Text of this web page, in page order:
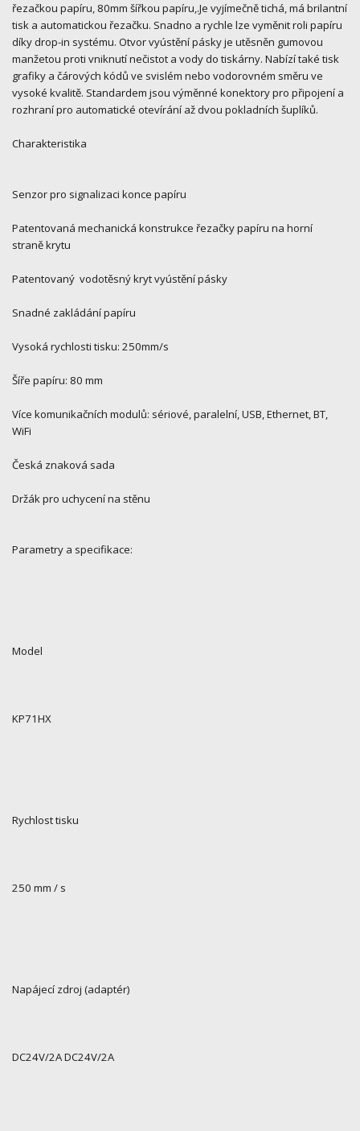
řezačkou papíru, 80mm šířkou papíru,.Je vyjímečně tichá, má brilantní
tisk a automatickou řezačku. Snadno a rychle lze vyměnit roli papíru
díky drop-in systému. Otvor vyústění pásky je utěsněn gumovou
manžetou proti vniknutí nečistot a vody do tiskárny. Nabízí také tisk
grafiky a čárových kódů ve svislém nebo vodorovném směru ve
vysoké kvalitě. Standardem jsou výměnné konektory pro připojení a
rozhraní pro automatické otevírání až dvou pokladních šuplíků.
Charakteristika
Senzor pro signalizaci konce papíru
Patentovaná mechanická konstrukce řezačky papíru na horní
straně krytu
Patentovaný vodotěsný kryt vyústění pásky
Snadné zakládání papíru
Vysoká rychlosti tisku: 250mm/s
Šíře papíru: 80 mm
Více komunikačních modulů: sériové, paralelní, USB, Ethernet, BT,
WiFi
Česká znaková sada
Držák pro uchycení na stěnu
Parametry a specifikace:
Model
KP71HX
Rychlost tisku
250 mm / s
Napájecí zdroj (adaptér)
DC24V/2A DC24V/2A